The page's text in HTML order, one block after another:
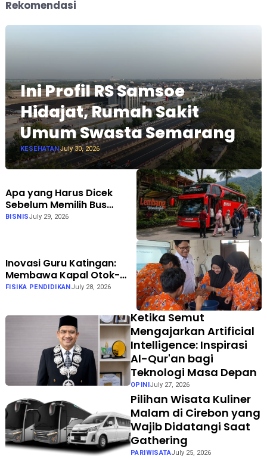
Rekomendasi
Ini Profil RS Samsoe
Hidajat, Rumah Sakit
Umum Swasta Semarang
KESEHATANJuly 30, 2026
Apa yang Harus Dicek
Sebelum Memilih Bus
Pariwisata? Bhisa Wisata
BISNISJuly 29, 2026
Inovasi Guru Katingan:
Membawa Kapal Otok-
Otok ke Kelas dengan
FISIKA PENDIDIKAN July 28, 2026
Ketika Semut
Mengajarkan Artificial
Intelligence: Inspirasi
Al-Qur'an bagi
Teknologi Masa Depan
OPINIJuly 27, 2026
Pilihan Wisata Kuliner
Malam di Cirebon yang
Wajib Didatangi Saat
Gathering
PARIWISATAJuly 25, 2026